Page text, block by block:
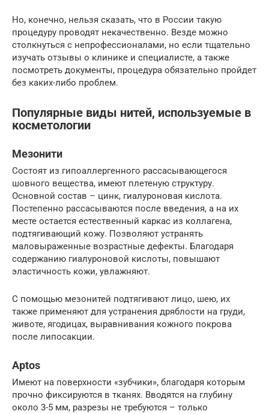
Но, конечно, нельзя сказать, что в России такую
процедуру проводят некачественно. Везде можно
столкнуться с непрофессионалами, но если тщательно
изучать отзывы о клинике и специалисте, а также
посмотреть документы, процедура обязательно пройдет
без каких-либо проблем.
Популярные виды нитей, используемые в
косметологии
Мезонити
Состоят из гипоаллергенного рассасывающегося
шовного вещества, имеют плетеную структуру.
Основной состав – цинк, гиалуроновая кислота.
Постепенно рассасываются после введения, а на их
месте остается естественный каркас из коллагена,
подтягивающий кожу. Позволяют устранять
маловыраженные возрастные дефекты. Благодаря
содержанию гиалуроновой кислоты, повышают
эластичность кожи, увлажняют.
С помощью мезонитей подтягивают лицо, шею, их
также применяют для устранения дряблости на груди,
животе, ягодицах, выравнивания кожного покрова
после липосакции.
Aptos
Имеют на поверхности «зубчики», благодаря которым
прочно фиксируются в тканях. Вводятся на глубину
около 3-5 мм, разрезы не требуются – только